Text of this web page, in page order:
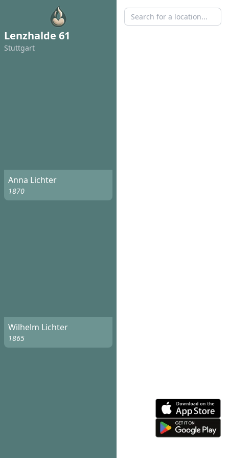
Lenzhalde 61
Stuttgart
Anna Lichter
1870
Wilhelm Lichter
1865